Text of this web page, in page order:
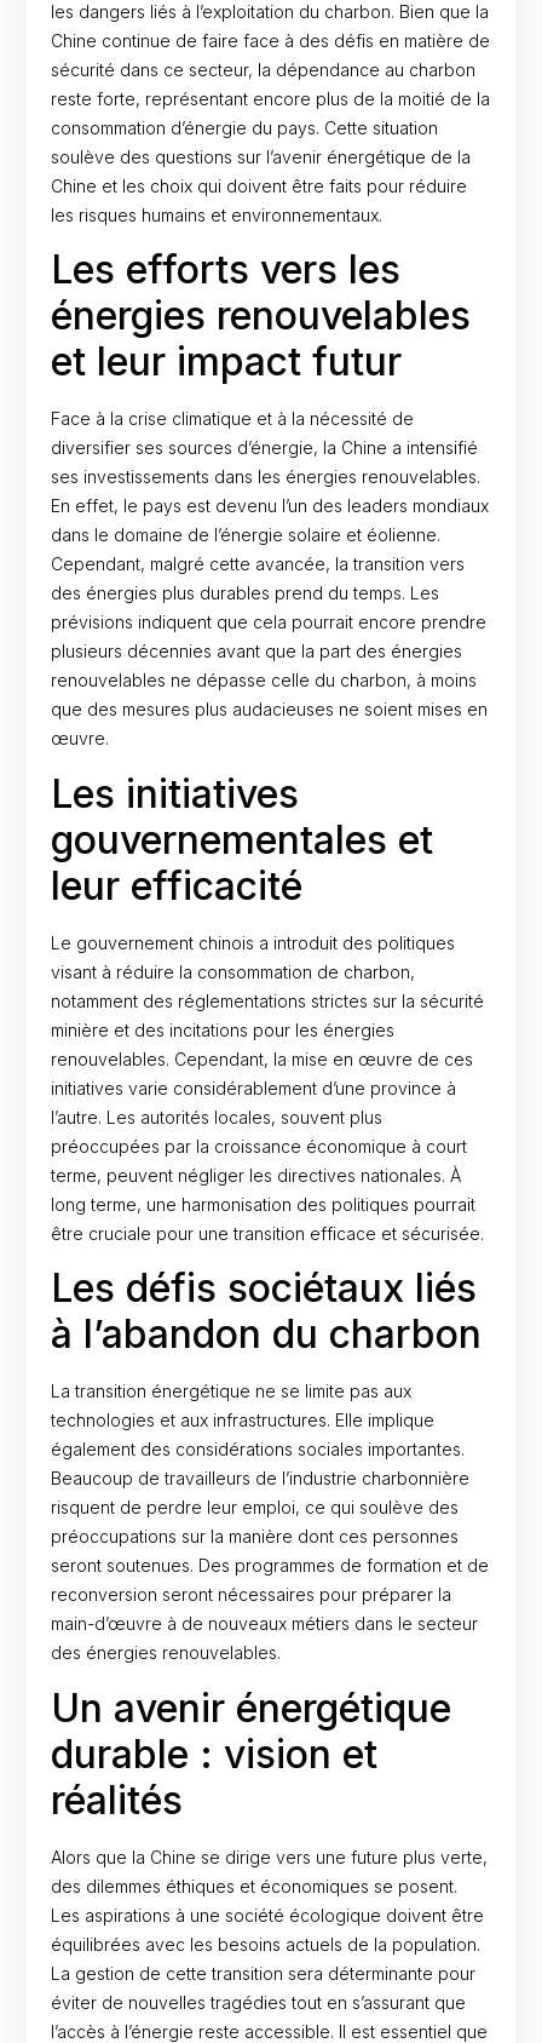
les dangers liés à l’exploitation du charbon. Bien que la
Chine continue de faire face à des défis en matière de
sécurité dans ce secteur, la dépendance au charbon
reste forte, représentant encore plus de la moitié de la
consommation d’énergie du pays. Cette situation
soulève des questions sur l’avenir énergétique de la
Chine et les choix qui doivent être faits pour réduire
les risques humains et environnementaux.
Les efforts vers les
énergies renouvelables
et leur impact futur
Face à la crise climatique et à la nécessité de
diversifier ses sources d’énergie, la Chine a intensifié
ses investissements dans les énergies renouvelables.
En effet, le pays est devenu l’un des leaders mondiaux
dans le domaine de l’énergie solaire et éolienne.
Cependant, malgré cette avancée, la transition vers
des énergies plus durables prend du temps. Les
prévisions indiquent que cela pourrait encore prendre
plusieurs décennies avant que la part des énergies
renouvelables ne dépasse celle du charbon, à moins
que des mesures plus audacieuses ne soient mises en
œuvre.
Les initiatives
gouvernementales et
leur efficacité
Le gouvernement chinois a introduit des politiques
visant à réduire la consommation de charbon,
notamment des réglementations strictes sur la sécurité
minière et des incitations pour les énergies
renouvelables. Cependant, la mise en œuvre de ces
initiatives varie considérablement d’une province à
l’autre. Les autorités locales, souvent plus
préoccupées par la croissance économique à court
terme, peuvent négliger les directives nationales. À
long terme, une harmonisation des politiques pourrait
être cruciale pour une transition efficace et sécurisée.
Les défis sociétaux liés
à l’abandon du charbon
La transition énergétique ne se limite pas aux
technologies et aux infrastructures. Elle implique
également des considérations sociales importantes.
Beaucoup de travailleurs de l’industrie charbonnière
risquent de perdre leur emploi, ce qui soulève des
préoccupations sur la manière dont ces personnes
seront soutenues. Des programmes de formation et de
reconversion seront nécessaires pour préparer la
main-d’œuvre à de nouveaux métiers dans le secteur
des énergies renouvelables.
Un avenir énergétique
durable : vision et
réalités
Alors que la Chine se dirige vers une future plus verte,
des dilemmes éthiques et économiques se posent.
Les aspirations à une société écologique doivent être
équilibrées avec les besoins actuels de la population.
La gestion de cette transition sera déterminante pour
éviter de nouvelles tragédies tout en s’assurant que
l’accès à l’énergie reste accessible. Il est essentiel que